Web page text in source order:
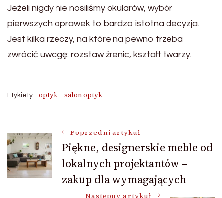
Jeżeli nigdy nie nosiliśmy okularów, wybór
pierwszych oprawek to bardzo istotna decyzja.
Jest kilka rzeczy, na które na pewno trzeba
zwrócić uwagę: rozstaw źrenic, kształt twarzy.
Etykiety: optyk salon optyk
Nawigacja
wpisu
Poprzedni artykuł
Piękne, designerskie meble od
lokalnych projektantów –
zakup dla wymagających
Następny artykuł